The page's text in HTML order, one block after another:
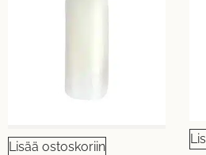
Lisää ostoskoriin